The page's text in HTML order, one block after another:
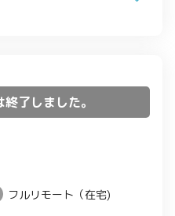
了しました。
フルリモート（在宅)